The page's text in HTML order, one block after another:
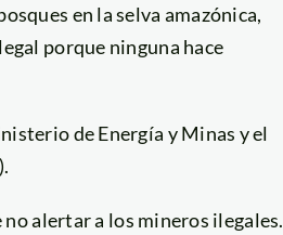
en la selva amazónica,
porque ninguna hace
de Energía y Minas y el
alertar a los mineros ilegales.